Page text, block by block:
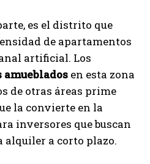
es el distrito que
de apartamentos
artificial. Los
en esta zona
de otras áreas prime
la convierte en la
inversores que buscan
a corto plazo.